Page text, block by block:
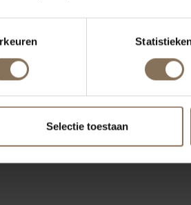
Selectie toestaan
ONZE MERKEN